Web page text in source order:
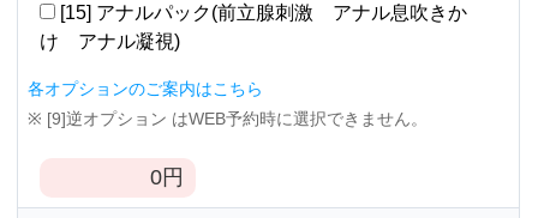
[15] アナルパック(前立腺刺激 アナル息吹きか
け アナル凝視)
各オプションのご案内はこちら
※ [9]逆オプション はWEB予約時に選択できません。
0円